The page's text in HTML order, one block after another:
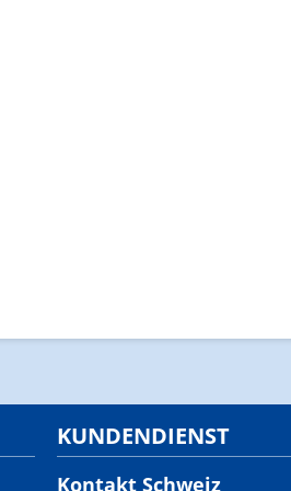
KUNDENDIENST
Kontakt Schweiz